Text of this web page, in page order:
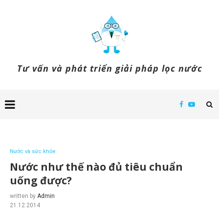
Tư vấn và phát triển giải pháp lọc nước
Nước và sức khỏe
Nước như thế nào đủ tiêu chuẩn
uống được?
written by Admin
21.12.2014